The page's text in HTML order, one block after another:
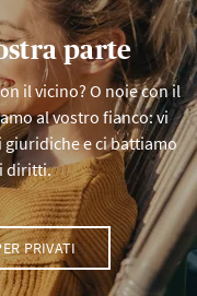
parte
il vicino? O noie con il
al vostro fianco: vi
e ci battiamo
diritti.
PRIVATI